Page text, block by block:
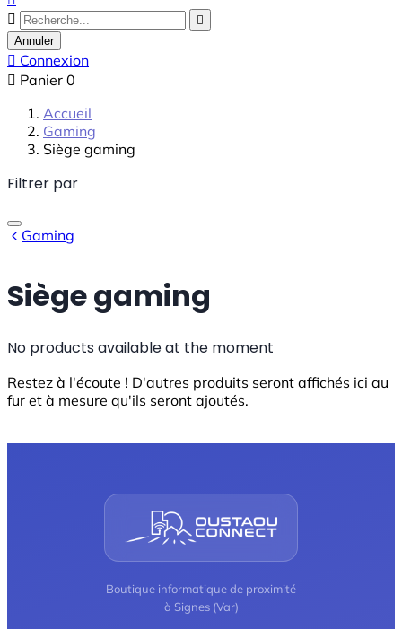


Annuler
 Connexion
 Panier 0
Accueil
Gaming
Siège gaming
Filtrer par
Gaming
Siège gaming
No products available at the moment
Restez à l'écoute ! D'autres produits seront affichés ici au
fur et à mesure qu'ils seront ajoutés.
Boutique informatique de proximité
à Signes (Var)